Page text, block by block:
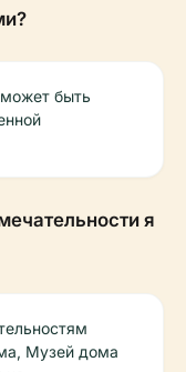
быть
я
Музей дома